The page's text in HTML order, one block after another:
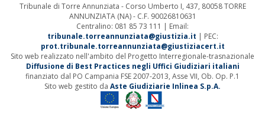
Tribunale di Torre Annunziata - Corso Umberto I, 437, 80058 TORRE
ANNUNZIATA (NA) - C.F. 90026810631
Centralino: 081 85 73 111 | Email:
tribunale.torreannunziata@giustizia.it | PEC:
prot.tribunale.torreannunziata@giustiziacert.it
Sito web realizzato nell'ambito del Progetto Interregionale-trasnazionale
Diffusione di Best Practices negli Uffici Giudiziari italiani
finanziato dal PO Campania FSE 2007-2013, Asse VII, Ob. Op. P.1
Sito web gestito da Aste Giudiziarie Inlinea S.p.A.